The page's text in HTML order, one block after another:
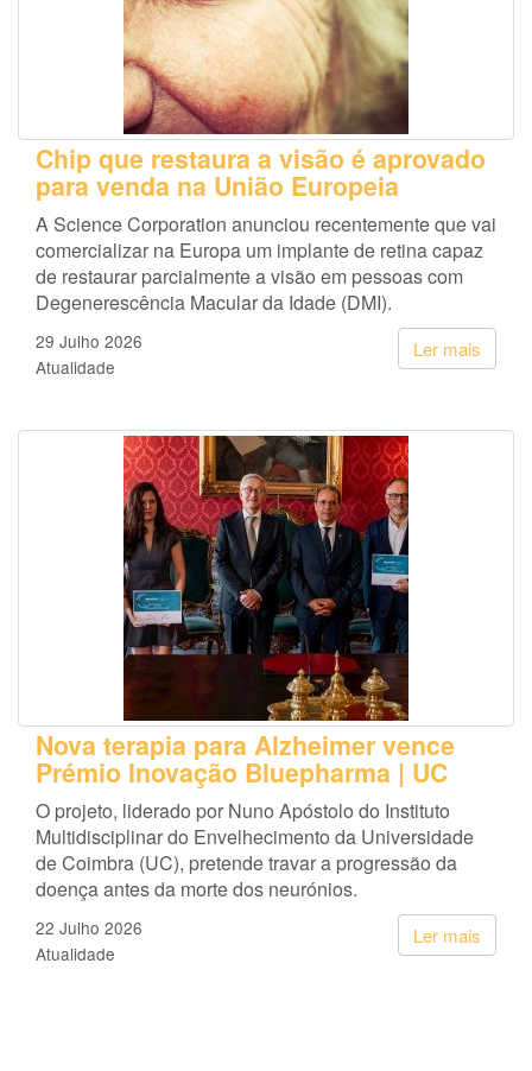
Chip que restaura a visão é aprovado
para venda na União Europeia
A Science Corporation anunciou recentemente que vai
comercializar na Europa um implante de retina capaz
de restaurar parcialmente a visão em pessoas com
Degenerescência Macular da Idade (DMI).
Ler mais
29 Julho 2026
Atualidade
Nova terapia para Alzheimer vence
Prémio Inovação Bluepharma | UC
O projeto, liderado por Nuno Apóstolo do Instituto
Multidisciplinar do Envelhecimento da Universidade
de Coimbra (UC), pretende travar a progressão da
doença antes da morte dos neurónios.
Ler mais
22 Julho 2026
Atualidade